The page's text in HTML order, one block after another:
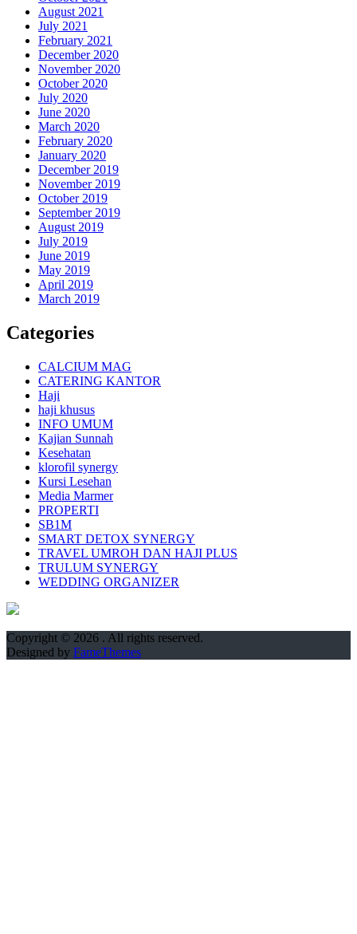
August 2021
July 2021
February 2021
December 2020
November 2020
October 2020
July 2020
June 2020
March 2020
February 2020
January 2020
December 2019
November 2019
October 2019
September 2019
August 2019
July 2019
June 2019
May 2019
April 2019
March 2019
Categories
CALCIUM MAG
CATERING KANTOR
Haji
haji khusus
INFO UMUM
Kajian Sunnah
Kesehatan
klorofil synergy
Kursi Lesehan
Media Marmer
PROPERTI
SB1M
SMART DETOX SYNERGY
TRAVEL UMROH DAN HAJI PLUS
TRULUM SYNERGY
WEDDING ORGANIZER
Copyright © 2026 . All rights reserved.
Designed by FameThemes